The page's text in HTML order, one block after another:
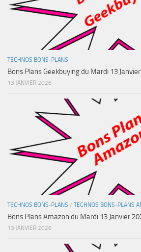
TECHNOS BONS-PLANS
Bons Plans Geekbuying du Mardi 13
13 JANVIER 2026
TECHNOS BONS-PLANS / TECHNOS BONS-PLANS
Bons Plans Amazon du Mardi 13 Janvier
13 JANVIER 2026